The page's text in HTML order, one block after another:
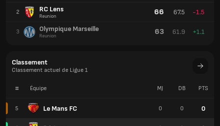
2 RC Lens
Reunion 66 67.5 -1.5
3 Olympique Marseille
Reunion 63 61.9 +1.1
Classement
Classement actuel de Ligue 1
# Équipe
5 Le Mans FC
MJ DB PTS
0 0 0